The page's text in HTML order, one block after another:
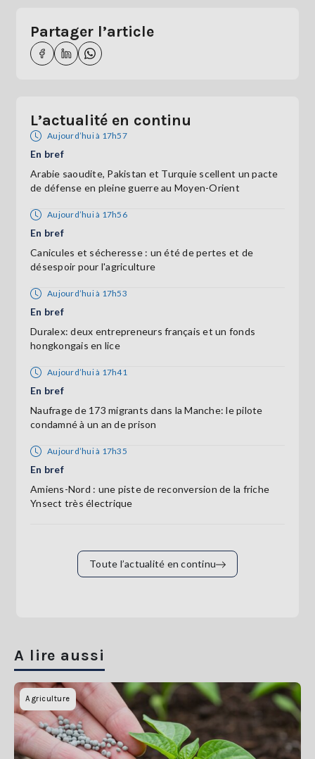
Partager l’article
L’actualité en continu
Aujourd’hui à 17h57
En bref
Arabie saoudite, Pakistan et Turquie scellent un pacte
de défense en pleine guerre au Moyen-Orient
Aujourd’hui à 17h56
En bref
Canicules et sécheresse : un été de pertes et de
désespoir pour l'agriculture
Aujourd’hui à 17h53
En bref
Duralex: deux entrepreneurs français et un fonds
hongkongais en lice
Aujourd’hui à 17h41
En bref
Naufrage de 173 migrants dans la Manche: le pilote
condamné à un an de prison
Aujourd’hui à 17h35
En bref
Amiens-Nord : une piste de reconversion de la friche
Ynsect très électrique
Toute l’actualité en continu
A lire aussi
Agriculture